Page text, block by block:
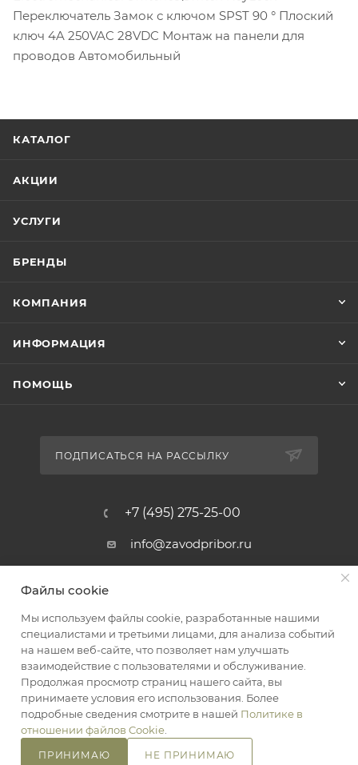
Переключатель Замок с ключом SPST 90 ° Плоский
ключ 4A 250VAC 28VDC Монтаж на панели для
проводов Автомобильный
КАТАЛОГ
АКЦИИ
УСЛУГИ
БРЕНДЫ
КОМПАНИЯ
ИНФОРМАЦИЯ
ПОМОЩЬ
ПОДПИСАТЬСЯ НА РАССЫЛКУ
+7 (495) 275-25-00
info@zavodpribor.ru
2016-2026 © ЗаводПрибор - Измерительные приборы
Оферта
Конфиденциальность
Файлы cookie
Мы используем файлы cookie, разработанные нашими
специалистами и третьими лицами, для анализа событий
на нашем веб-сайте, что позволяет нам улучшать
взаимодействие с пользователями и обслуживание.
Продолжая просмотр страниц нашего сайта, вы
принимаете условия его использования. Более
подробные сведения смотрите в нашей Политике в
отношении файлов Cookie
ПРИНИМАЮ НЕ ПРИНИМАЮ